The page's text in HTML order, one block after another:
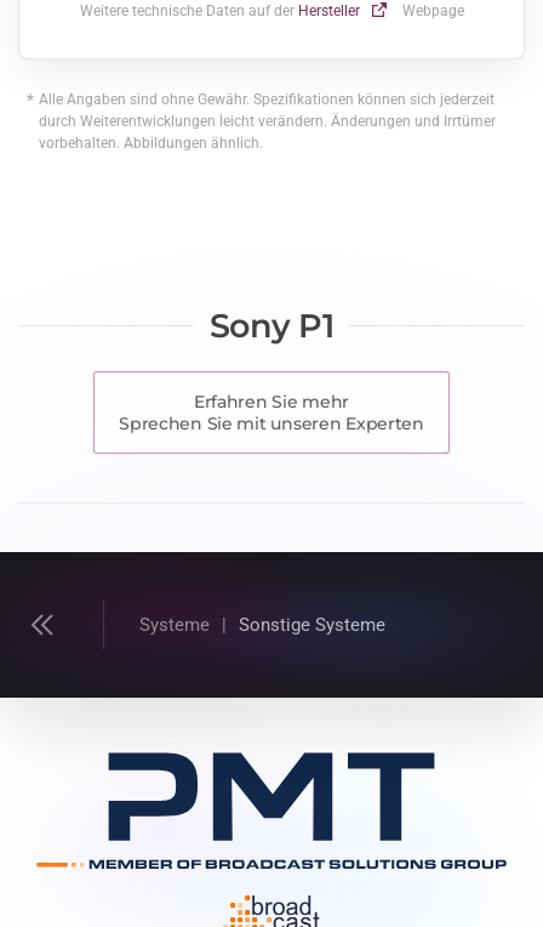
Weitere technische Daten auf der Hersteller Webpage
* Alle Angaben sind ohne Gewähr. Spezifikationen können sich jederzeit
durch Weiterentwicklungen leicht verändern. Änderungen und Irrtümer
vorbehalten. Abbildungen ähnlich.
Sony P1
Erfahren Sie mehr
Sprechen Sie mit unseren Experten
Systeme Sonstige Systeme